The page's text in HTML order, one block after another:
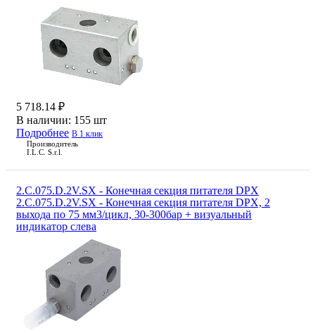
5 718.14 ₽
В наличии: 155 шт
Подробнее В 1 клик
Производитель
I.L.C. S.r.l.
2.C.075.D.2V.SX - Конечная секция питателя DPX
2.C.075.D.2V.SX - Конечная секция питателя DPX, 2
выхода по 75 мм3/цикл, 30-300бар + визуальный
индикатор слева